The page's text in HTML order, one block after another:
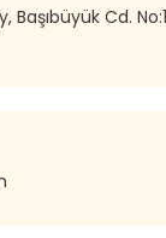
Başıbüyük Cd.